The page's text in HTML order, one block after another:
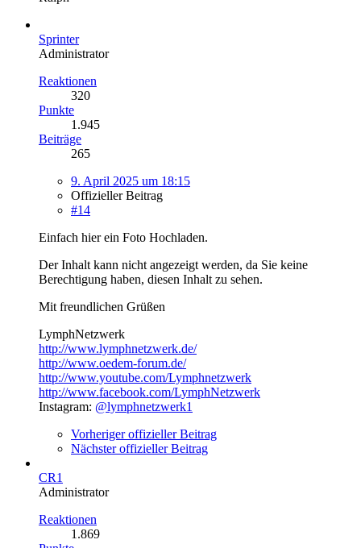
Sprinter
Administrator
Reaktionen
320
Punkte
1.945
Beiträge
265
9. April 2025 um 18:15
Offizieller Beitrag
#14
Einfach hier ein Foto Hochladen.
Der Inhalt kann nicht angezeigt werden, da Sie keine
Berechtigung haben, diesen Inhalt zu sehen.
Mit freundlichen Grüßen
LymphNetzwerk
http://www.lymphnetzwerk.de/
http://www.oedem-forum.de/
http://www.youtube.com/Lymphnetzwerk
http://www.facebook.com/LymphNetzwerk
Instagram: @lymphnetzwerk1
Vorheriger offizieller Beitrag
Nächster offizieller Beitrag
CR1
Administrator
Reaktionen
1.869